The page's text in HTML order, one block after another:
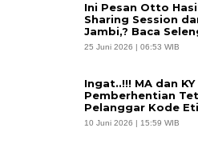
Ini Pesan Otto
Sharing Session
Jambi,? Baca
25 Juni 2026 | 06:53 WIB
Ingat..!!! MA dan
Pemberhentian
Pelanggar Kode
10 Juni 2026 | 15:59 WIB